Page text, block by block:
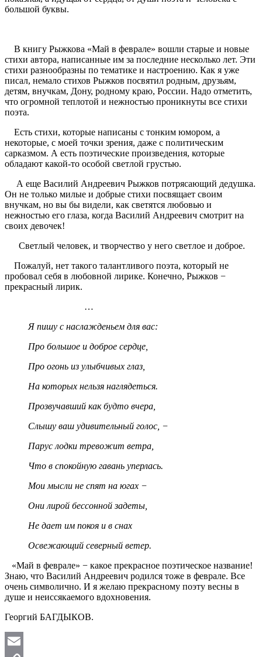
большой буквы.
В книгу Рыжкова «Май в феврале» вошли старые и новые
стихи автора, написанные им за последние несколько лет. Эти
стихи разнообразны по тематике и настроению. Как я уже
писал, немало стихов Рыжков посвятил родным, друзьям,
детям, внучкам, Дону, родному краю, России. Надо отметить,
что огромной теплотой и нежностью проникнуты все стихи
поэта.
Есть стихи, которые написаны с тонким юмором, а
некоторые, с моей точки зрения, даже с политическим
сарказмом. А есть поэтические произведения, которые
обладают какой-то особой светлой грустью.
А еще Василий Андреевич Рыжков потрясающий дедушка.
Он не только милые и добрые стихи посвящает своим
внучкам, но вы бы видели, как светятся любовью и
нежностью его глаза, когда Василий Андреевич смотрит на
своих девочек!
Светлый человек, и творчество у него светлое и доброе.
Пожалуй, нет такого талантливого поэта, который не
пробовал себя в любовной лирике. Конечно, Рыжков −
прекрасный лирик.
…
Я пишу с наслажденьем для вас:
Про большое и доброе сердце,
Про огонь из улыбчивых глаз,
На которых нельзя наглядеться.
Прозвучавший как будто вчера,
Слышу ваш удивительный голос, −
Парус лодки тревожит ветра,
Что в спокойную гавань уперлась.
Мои мысли не спят на югах −
Они лирой бессонной задеты,
Не дает им покоя и в снах
Освежающий северный ветер.
«Май в феврале» − какое прекрасное поэтическое название!
Знаю, что Василий Андреевич родился тоже в феврале. Все
очень символично. И я желаю прекрасному поэту весны в
душе и неиссякаемого вдохновения.
Георгий БАГДЫКОВ.